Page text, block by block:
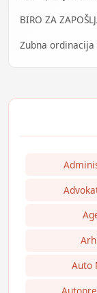
BIRO ZA
Zubna ordinacija
Auto